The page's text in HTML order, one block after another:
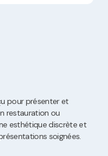
pour présenter et
restauration ou
esthétique discrète et
soignées.